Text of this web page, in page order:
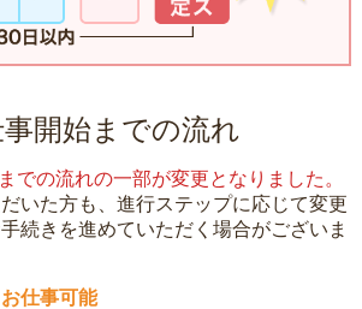
開始までの流れ
での流れの一部が変更となりました。
いた方も、進行ステップに応じて変更
続きを進めていただく場合がございま
仕事可能